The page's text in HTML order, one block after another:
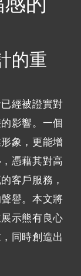
的重
經被證實對
影響。一個
象，更能增
憑藉其對高
客戶服務，
譽。本文將
示熊有良心
同時創造出